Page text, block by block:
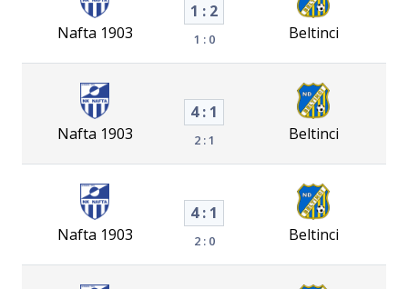
Nafta 1903
1 : 2
1 : 0 Beltinci
Nafta 1903
4 : 1
2 : 1 Beltinci
Nafta 1903
4 : 1
2 : 0 Beltinci